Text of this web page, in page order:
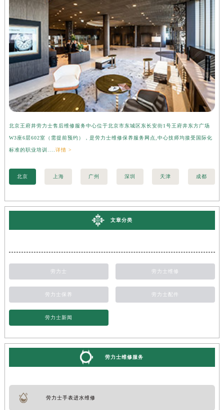
北京王府井劳力士售后维修服务中心位于北京市东城区东长安街1号王府井东方广场
W3座6层602室（需提前预约），是劳力士维修保养服务网点,中心技师均接受国际化
标准的职业培训....详情 >
北京 上海 广州 深圳 天津 成都
文章分类
劳力士 劳力士维修
劳力士保养 劳力士配件
劳力士新闻
劳力士维修服务
劳力士手表进水维修